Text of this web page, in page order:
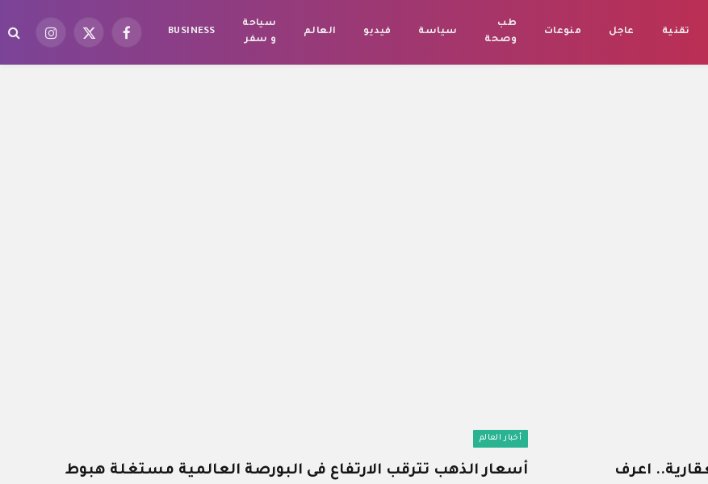
تقنية عاجل منوعات
طب
وصحة
سياسة فيديو العالم
سياحة
و سفر
BUSINESS فيسبوكX
الانستغرام
اعرف
أخبار العالم
أسعار الذهب تترقب الارتفاع فى البورصة العالمية مستغلة هبوط